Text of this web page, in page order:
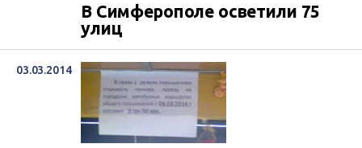
В Симферополе осветили 75
улиц
03.03.2014